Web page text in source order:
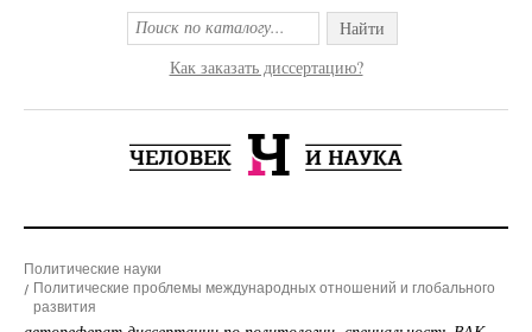
Найти
Как заказать диссертацию?
Политические науки
Политические проблемы международных отношений и глобального
развития